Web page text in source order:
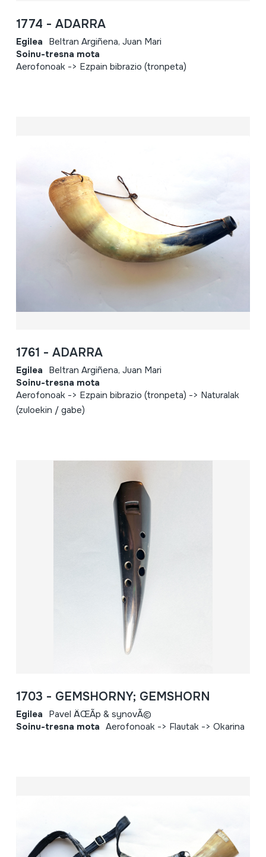
1774 - ADARRA
Egilea Beltran Argiñena, Juan Mari
Soinu-tresna mota
Aerofonoak -> Ezpain bibrazio (tronpeta)
1761 - ADARRA
Egilea Beltran Argiñena, Juan Mari
Soinu-tresna mota
Aerofonoak -> Ezpain bibrazio (tronpeta) -> Naturalak
(zuloekin / gabe)
1703 - GEMSHORNY; GEMSHORN
Egilea Pavel ÄŒÃ­p & synovÃ©
Soinu-tresna mota Aerofonoak -> Flautak -> Okarina